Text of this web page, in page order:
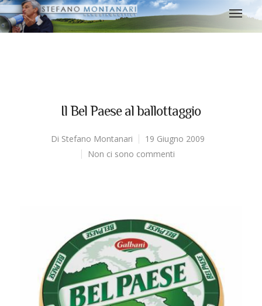
Il Bel Paese al ballottaggio
Di Stefano Montanari
19 Giugno 2009
Non ci sono commenti